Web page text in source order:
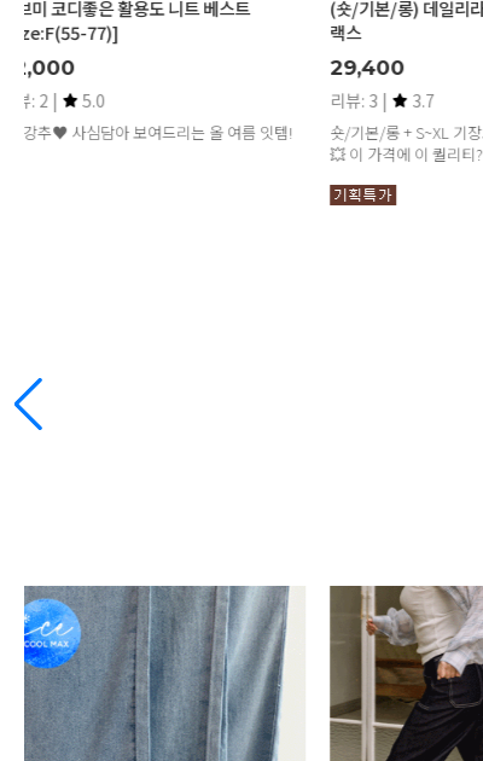
(숏/기본/롱) 데일리라이프 찰랑 세련된 슬
랙스
29,400
리뷰: 3 |
3.7
숏/기본/롱 + S~XL 기장도, 사이즈도 완벽하게!
제이미 브이 랩 원피스
31,900
리뷰: 4 |
FREE(55-66)